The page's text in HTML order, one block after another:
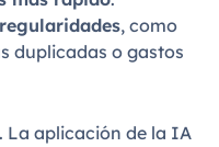
, como
duplicadas o gastos
La aplicación de la IA